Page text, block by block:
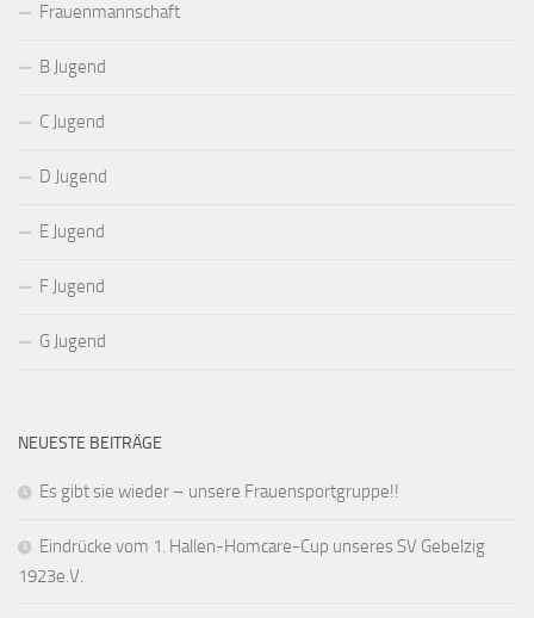
Frauenmannschaft
B Jugend
C Jugend
D Jugend
E Jugend
F Jugend
G Jugend
NEUESTE BEITRÄGE
Es gibt sie wieder – unsere Frauensportgruppe!!
Eindrücke vom 1. Hallen-Homcare-Cup unseres SV Gebelzig
1923e.V.